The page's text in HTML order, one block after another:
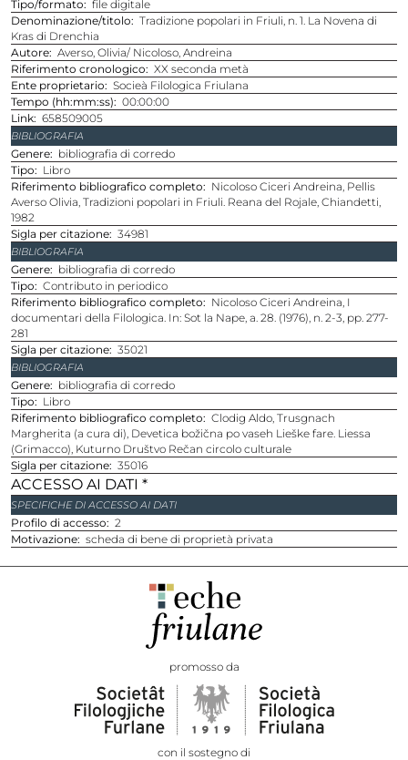
Tipo/formato
file digitale
Denominazione/titolo
Tradizione popolari in Friuli, n. 1. La Novena di
Kras di Drenchia
Autore Averso, Olivia/ Nicoloso, Andreina
Riferimento cronologico
XX seconda metà
ente proprietario
Socieà Filologica Friulana
Tempo (hh:mm:ss)
00:00:00
Link 658509005
BIBLIOGRAFIA
Genere
bibliografia di corredo
Tipo
Libro
Riferimento bibliografico completo
Nicoloso Ciceri Andreina, Pellis
Averso Olivia, Tradizioni popolari in Friuli. Reana del Rojale, Chiandetti,
1982
sigla per citazione 34981
BIBLIOGRAFIA
Genere
bibliografia di corredo
Tipo
Contributo in periodico
Riferimento bibliografico completo
Nicoloso Ciceri Andreina, I
documentari della Filologica. In: Sot la Nape, a. 28. (1976), n. 2-3, pp. 277-
281
sigla per citazione 35021
BIBLIOGRAFIA
Genere
bibliografia di corredo
Tipo
Libro
Riferimento bibliografico completo
Clodig Aldo, Trusgnach
Margherita (a cura di), Devetica božična po vaseh Lieške fare. Liessa
(Grimacco), Kuturno Društvo Rečan circolo culturale
sigla per citazione 35016
ACCESSO AI DATI *
SPECIFICHE DI ACCESSO AI DATI
Profilo di accesso
2
Motivazione scheda di bene di proprietà privata
promosso da
con il sostegno di